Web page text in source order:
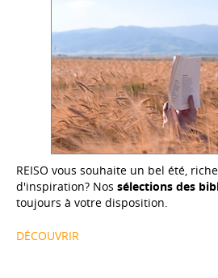
REISO vous souhaite un bel été,
d'inspiration? Nos sélections des
toujours à votre disposition.
DÉCOUVRIR